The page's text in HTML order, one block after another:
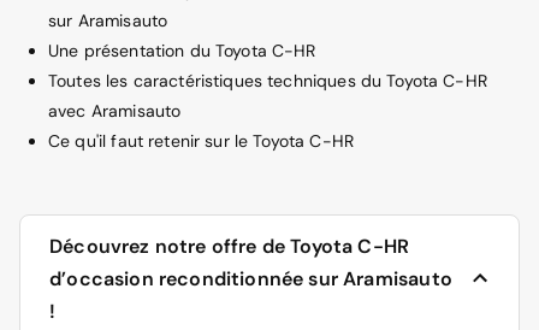
sur Aramisauto
Une présentation du Toyota C-HR
Toutes les caractéristiques techniques du Toyota C-HR
avec Aramisauto
Ce qu'il faut retenir sur le Toyota C-HR
Découvrez notre offre de Toyota C-HR
d’occasion reconditionnée sur Aramisauto
!